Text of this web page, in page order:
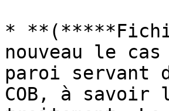
*
nouveau le
paroi servant
COB, à